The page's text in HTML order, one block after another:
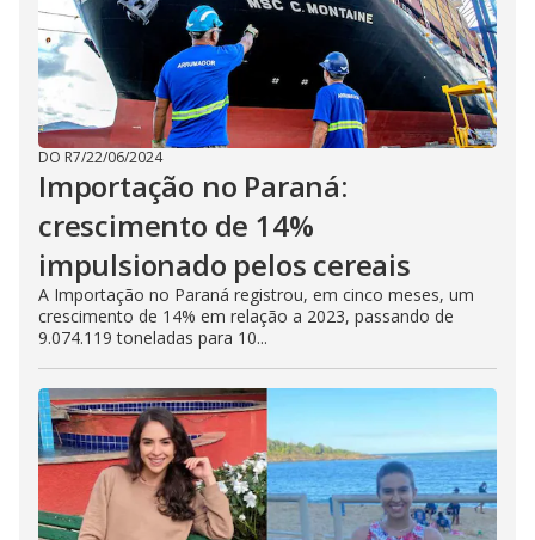
DO R7/22/06/2024
Importação no Paraná:
crescimento de 14%
impulsionado pelos cereais
A Importação no Paraná registrou, em cinco meses, um
crescimento de 14% em relação a 2023, passando de
9.074.119 toneladas para 10...